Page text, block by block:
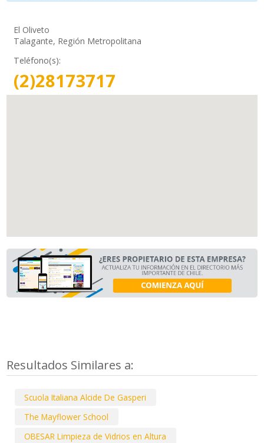
El Oliveto
Talagante, Región Metropolitana
Teléfono(s):
(2)28173717
Resultados Similares a:
Scuola Italiana Alcide De Gasperi
The Mayflower School
OBESAR Limpieza de Vidrios en Altura